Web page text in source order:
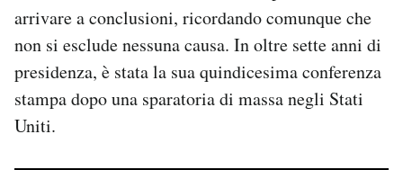
arrivare a conclusioni, ricordando comunque che
non si esclude nessuna causa. In oltre sette anni di
presidenza, è stata la sua quindicesima conferenza
stampa dopo una sparatoria di massa negli Stati
Uniti.